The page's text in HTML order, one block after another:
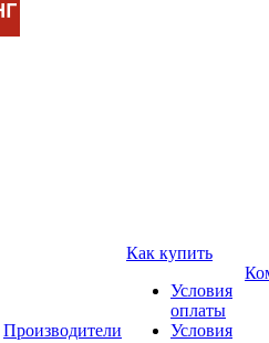
Производители
Как купить
Условия
оплаты
Условия